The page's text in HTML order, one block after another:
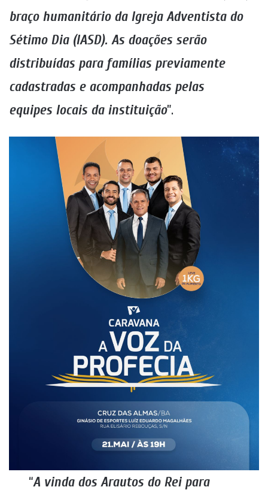
braço humanitário da Igreja Adventista do
Sétimo Dia (IASD). As doações serão
distribuídas para famílias previamente
cadastradas e acompanhadas pelas
equipes locais da instituição”.
“A vinda dos Arautos do Rei para